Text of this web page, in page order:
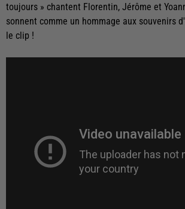
toujours » chantent Florentin, Jérôme et
sonnent comme un hommage aux souvenirs
le clip !